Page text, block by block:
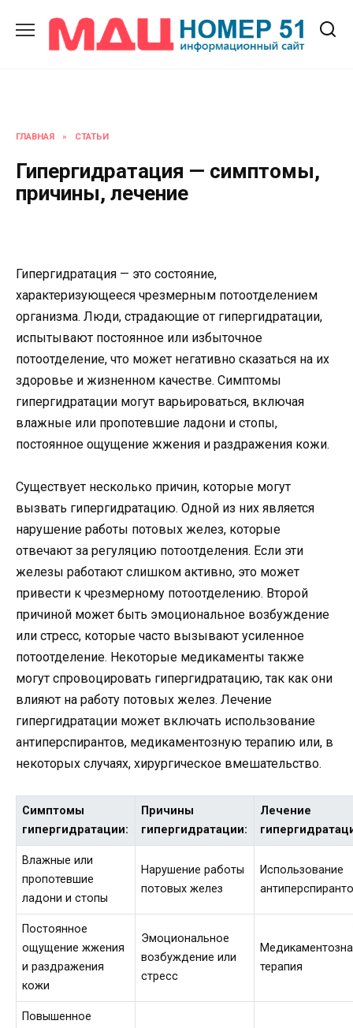
содержанию
ГЛАВНАЯ » СТАТЬИ
Гипергидратация — симптомы,
причины, лечение
Гипергидратация — это состояние,
характеризующееся чрезмерным потоотделением
организма. Люди, страдающие от гипергидратации,
испытывают постоянное или избыточное
потоотделение, что может негативно сказаться на их
здоровье и жизненном качестве. Симптомы
гипергидратации могут варьироваться, включая
влажные или пропотевшие ладони и стопы,
постоянное ощущение жжения и раздражения кожи.
Существует несколько причин, которые могут
вызвать гипергидратацию. Одной из них является
нарушение работы потовых желез, которые
отвечают за регуляцию потоотделения. Если эти
железы работают слишком активно, это может
привести к чрезмерному потоотделению. Второй
причиной может быть эмоциональное возбуждение
или стресс, которые часто вызывают усиленное
потоотделение. Некоторые медикаменты также
могут спровоцировать гипергидратацию, так как они
влияют на работу потовых желез. Лечение
гипергидратации может включать использование
антиперспирантов, медикаментозную терапию или, в
некоторых случаях, хирургическое вмешательство.
Симптомы
гипергидратации:
Причины
гипергидратации:
Лечение
Влажные или
пропотевшие
ладони и стопы
Нарушение работы
потовых желез
Использование
Постоянное
ощущение жжения
и раздражения
кожи
Эмоциональное
возбуждение или
стресс
терапия
Повышенное